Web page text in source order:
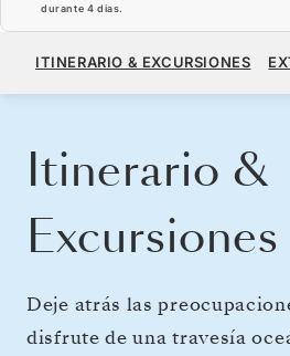
durante 4 dias.
3950 US$
ITINERARIO & EXCURSIONES
Itinerario &
Excursiones
Deje atrás las
disfrute de una travesía